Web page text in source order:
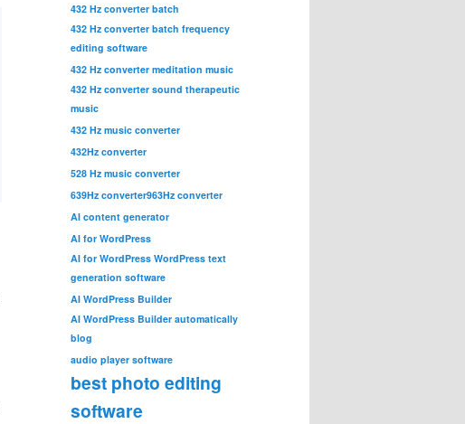
432 Hz converter batch
432 Hz converter batch frequency
editing software
432 Hz converter meditation music
432 Hz converter sound therapeutic
music
432 Hz music converter
432Hz converter
528 Hz music converter
639Hz converter963Hz converter
AI content generator
AI for WordPress
AI for WordPress WordPress text
generation software
AI WordPress Builder
AI WordPress Builder automatically
blog
audio player software
best photo editing
software